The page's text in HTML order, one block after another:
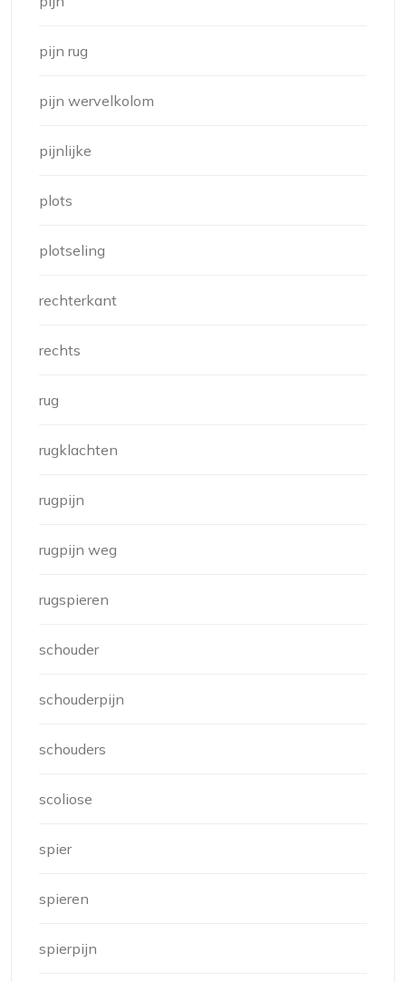
pijn rug
pijn wervelkolom
pijnlijke
plots
plotseling
rechterkant
rechts
rug
rugklachten
rugpijn
rugpijn weg
rugspieren
schouder
schouderpijn
schouders
scoliose
spier
spieren
spierpijn